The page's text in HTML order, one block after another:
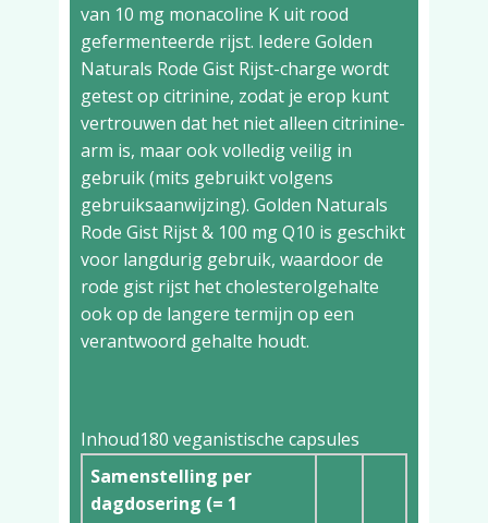
van 10 mg monacoline K uit rood
gefermenteerde rijst. Iedere Golden
Naturals Rode Gist Rijst-charge wordt
getest op citrinine, zodat je erop kunt
vertrouwen dat het niet alleen citrinine-
arm is, maar ook volledig veilig in
gebruik (mits gebruikt volgens
gebruiksaanwijzing). Golden Naturals
Rode Gist Rijst & 100 mg Q10 is geschikt
voor langdurig gebruik, waardoor de
rode gist rijst het cholesterolgehalte
ook op de langere termijn op een
verantwoord gehalte houdt.
Inhoud180 veganistische capsules
Samenstelling per
dagdosering (= 1